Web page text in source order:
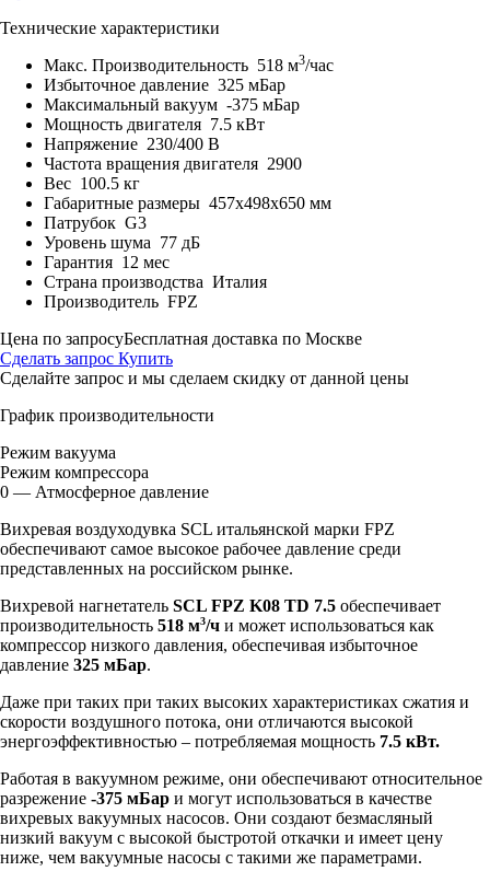
Технические характеристики
Макс. Производительность 518 м3/час
Избыточное давление 325 мБар
Максимальный вакуум -375 мБар
Мощность двигателя 7.5 кВт
Напряжение 230/400 В
Частота вращения двигателя 2900
Вес 100.5 кг
Габаритные размеры 457x498x650 мм
Патрубок G3
Уровень шума 77 дБ
Гарантия 12 мес
Страна производства Италия
Производитель FPZ
Цена по запросуБесплатная доставка по Москве
Сделать запрос Купить
Сделайте запрос и мы сделаем скидку от данной цены
График производительности
Режим вакуума
Режим компрессора
0 — Атмосферное давление
Вихревая воздуходувка SCL итальянской марки FPZ
обеспечивают самое высокое рабочее давление среди
представленных на российском рынке.
Вихревой нагнетатель SCL FPZ K08 TD 7.5 обеспечивает
производительность 518 м3/ч и может использоваться как
компрессор низкого давления, обеспечивая избыточное
давление 325 мБар.
Даже при таких при таких высоких характеристиках сжатия и
скорости воздушного потока, они отличаются высокой
энергоэффективностью – потребляемая мощность 7.5 кВт.
Работая в вакуумном режиме, они обеспечивают относительное
разрежение -375 мБар и могут использоваться в качестве
вихревых вакуумных насосов. Они создают безмасляный
низкий вакуум с высокой быстротой откачки и имеет цену
ниже, чем вакуумные насосы с такими же параметрами.